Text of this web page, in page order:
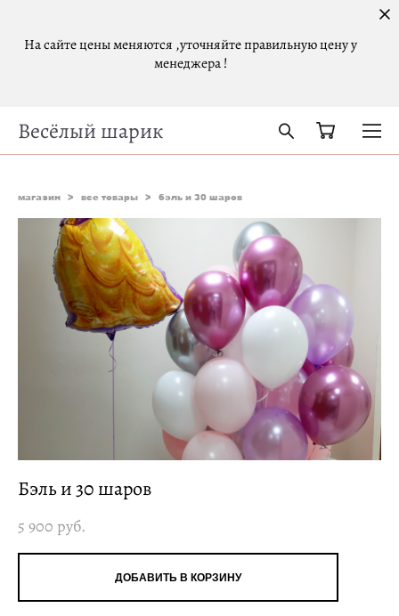
На сайте цены меняются ,уточняйте правильную цену у
менеджера !
Весёлый шарик
магазин > все товары > бэль и 30 шаров
Бэль и 30 шаров
5 900 pуб.
ДОБАВИТЬ В КОРЗИНУ